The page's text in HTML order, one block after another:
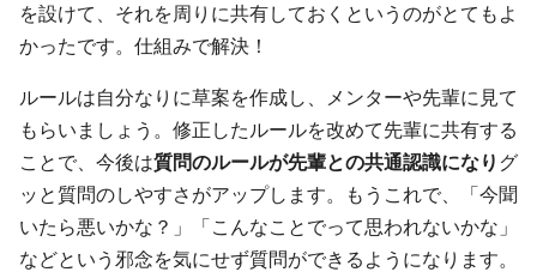
を設けて、それを周りに共有しておくというのがとてもよ
かったです。仕組みで解決！
ルールは自分なりに草案を作成し、メンターや先輩に見て
もらいましょう。修正したルールを改めて先輩に共有する
ことで、今後は質問のルールが先輩との共通認識になり グ
ッと質問のしやすさがアップします。もうこれで、「今聞
いたら悪いかな？」「こんなことでって思われないかな」
などという邪念を気にせず質問ができるようになります。